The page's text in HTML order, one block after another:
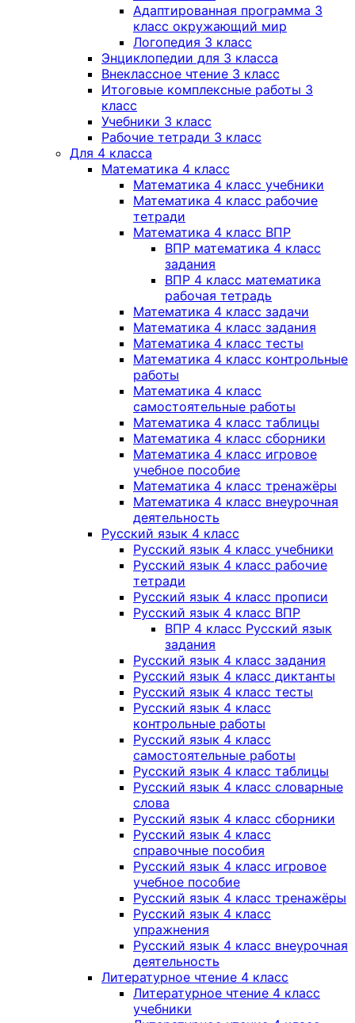
Адаптированная программа 3
класс окружающий мир
Логопедия 3 класс
Энциклопедии для 3 класса
Внеклассное чтение 3 класс
Итоговые комплексные работы 3
класс
Учебники 3 класс
Рабочие тетради 3 класс
Для 4 класса
Математика 4 класс
Математика 4 класс учебники
Математика 4 класс рабочие
тетради
Математика 4 класс ВПР
ВПР математика 4 класс
задания
ВПР 4 класс математика
рабочая тетрадь
Математика 4 класс задачи
Математика 4 класс задания
Математика 4 класс тесты
Математика 4 класс контрольные
работы
Математика 4 класс
самостоятельные работы
Математика 4 класс таблицы
Математика 4 класс сборники
Математика 4 класс игровое
учебное пособие
Математика 4 класс тренажёры
Математика 4 класс внеурочная
деятельность
Русский язык 4 класс
Русский язык 4 класс учебники
Русский язык 4 класс рабочие
тетради
Русский язык 4 класс прописи
Русский язык 4 класс ВПР
ВПР 4 класс Русский язык
задания
Русский язык 4 класс задания
Русский язык 4 класс диктанты
Русский язык 4 класс тесты
Русский язык 4 класс
контрольные работы
Русский язык 4 класс
самостоятельные работы
Русский язык 4 класс таблицы
Русский язык 4 класс словарные
слова
Русский язык 4 класс сборники
Русский язык 4 класс
справочные пособия
Русский язык 4 класс игровое
учебное пособие
Русский язык 4 класс тренажёры
Русский язык 4 класс
упражнения
Русский язык 4 класс внеурочная
деятельность
Литературное чтение 4 класс
Литературное чтение 4 класс
учебники